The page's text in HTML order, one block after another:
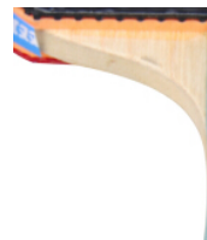
ングを拾う。